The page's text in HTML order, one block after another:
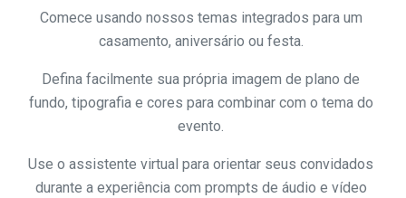
Comece usando nossos temas integrados para um
casamento, aniversário ou festa.
Defina facilmente sua própria imagem de plano de
fundo, tipografia e cores para combinar com o tema do
evento.
Use o assistente virtual para orientar seus convidados
durante a experiência com prompts de áudio e vídeo